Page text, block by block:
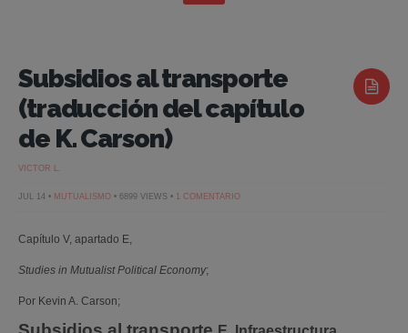
Subsidios al transporte
(traducción del capítulo
de K. Carson)
VICTOR L.
JUL 14 • MUTUALISMO • 6899 VIEWS • 1 COMENTARIOEN
Capítulo V, apartado E,
Studies in Mutualist Political Economy;
Por Kevin A. Carson;